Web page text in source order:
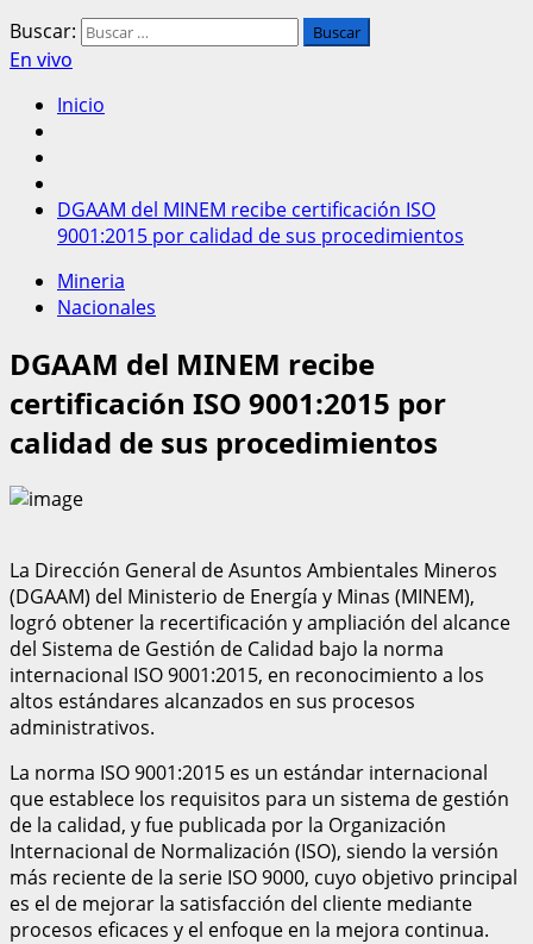
Buscar:
En vivo
Inicio
DGAAM del MINEM recibe certificación ISO
9001:2015 por calidad de sus procedimientos
Mineria
Nacionales
DGAAM del MINEM recibe
certificación ISO 9001:2015 por
calidad de sus procedimientos
La Dirección General de Asuntos Ambientales Mineros
(DGAAM) del Ministerio de Energía y Minas (MINEM),
logró obtener la recertificación y ampliación del alcance
del Sistema de Gestión de Calidad bajo la norma
internacional ISO 9001:2015, en reconocimiento a los
altos estándares alcanzados en sus procesos
administrativos.
La norma ISO 9001:2015 es un estándar internacional
que establece los requisitos para un sistema de gestión
de la calidad, y fue publicada por la Organización
Internacional de Normalización (ISO), siendo la versión
más reciente de la serie ISO 9000, cuyo objetivo principal
es el de mejorar la satisfacción del cliente mediante
procesos eficaces y el enfoque en la mejora continua.